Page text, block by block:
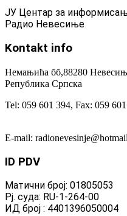
ЈУ Центар за
Радио Невесиње
Kontakt info
Немањића бб,88280
Република Српска
Tel: 059 601 394, Fax: 059
E-mail:
ID PDV
Матични број: 01805053
Рј. суда: RU-1-264-00
ИД број : 4401396050004